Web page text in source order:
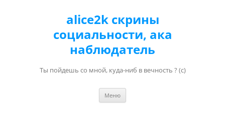
alice2k скрины
социальности, ака
наблюдатель
Ты пойдешь со мной, куда-ниб в вечность ? (с)
Меню